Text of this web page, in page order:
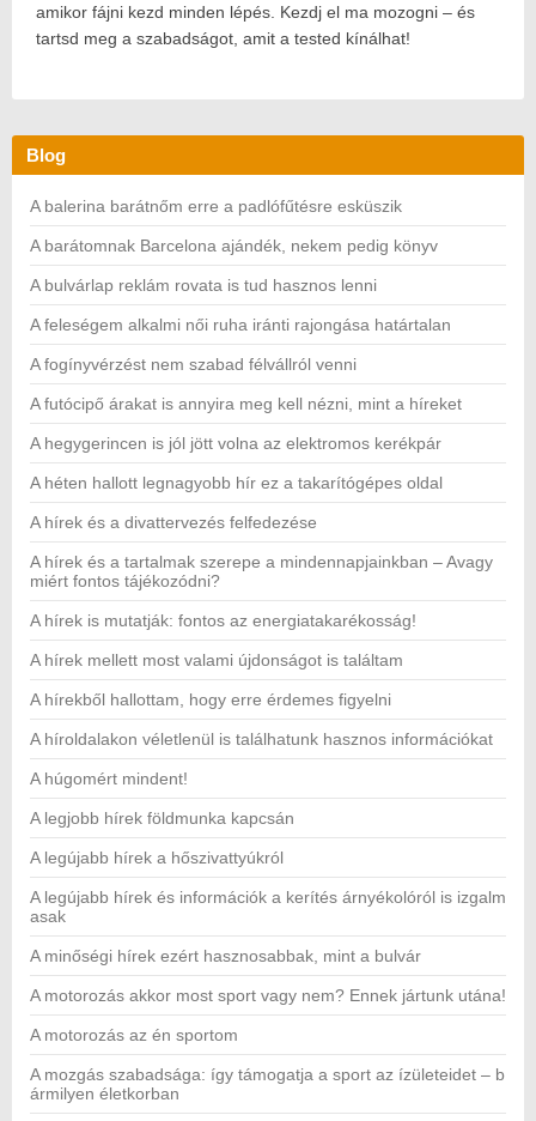
amikor fájni kezd minden lépés. Kezdj el ma mozogni – és
tartsd meg a szabadságot, amit a tested kínálhat!
Blog
A balerina barátnőm erre a padlófűtésre esküszik
A barátomnak Barcelona ajándék, nekem pedig könyv
A bulvárlap reklám rovata is tud hasznos lenni
A feleségem alkalmi női ruha iránti rajongása határtalan
A fogínyvérzést nem szabad félvállról venni
A futócipő árakat is annyira meg kell nézni, mint a híreket
A hegygerincen is jól jött volna az elektromos kerékpár
A héten hallott legnagyobb hír ez a takarítógépes oldal
A hírek és a divattervezés felfedezése
A hírek és a tartalmak szerepe a mindennapjainkban – Avagy
miért fontos tájékozódni?
A hírek is mutatják: fontos az energiatakarékosság!
A hírek mellett most valami újdonságot is találtam
A hírekből hallottam, hogy erre érdemes figyelni
A híroldalakon véletlenül is találhatunk hasznos információkat
A húgomért mindent!
A legjobb hírek földmunka kapcsán
A legújabb hírek a hőszivattyúkról
A legújabb hírek és információk a kerítés árnyékolóról is izgalm
asak
A minőségi hírek ezért hasznosabbak, mint a bulvár
A motorozás akkor most sport vagy nem? Ennek jártunk utána!
A motorozás az én sportom
A mozgás szabadsága: így támogatja a sport az ízületeidet – b
ármilyen életkorban